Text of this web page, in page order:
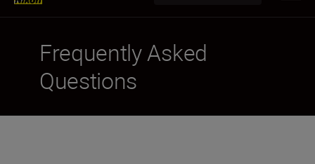
Frequently Asked
Questions